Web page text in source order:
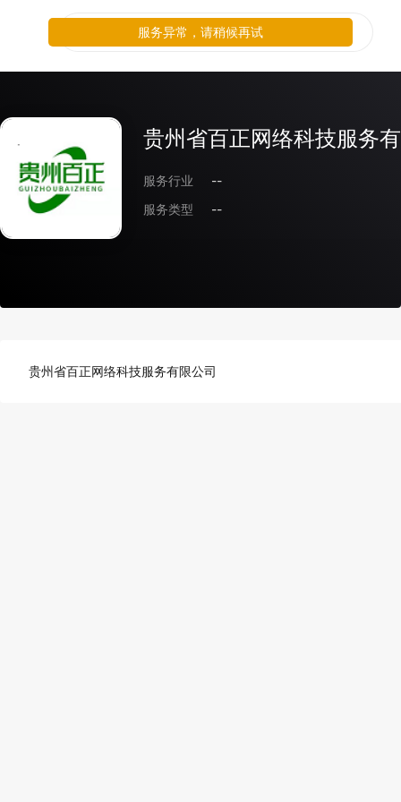
贵州省百正网络科技服务
服务行业
--
服务类型
--
贵州省百正网络科技服务有限公司
服务异常，请稍候再试